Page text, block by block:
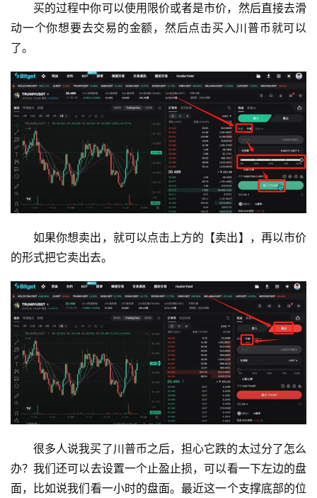
买的过程中你可以使用限价或者是市价，然后直接去滑
动一个你想要去交易的金额，然后点击买入川普币就可以
了。
如果你想卖出，就可以点击上方的【卖出】，再以市价
的形式把它卖出去。
很多人说我买了川普币之后，担心它跌的太过分了怎么
办？我们还可以去设置一个止盈止损，可以看一下左边的盘
面，比如说我们看一小时的盘面。最近这一个支撑底部的位